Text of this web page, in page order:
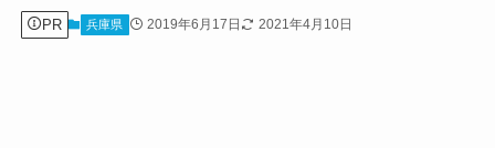
PR 兵庫県 2019年6月17日 2021年4月10日